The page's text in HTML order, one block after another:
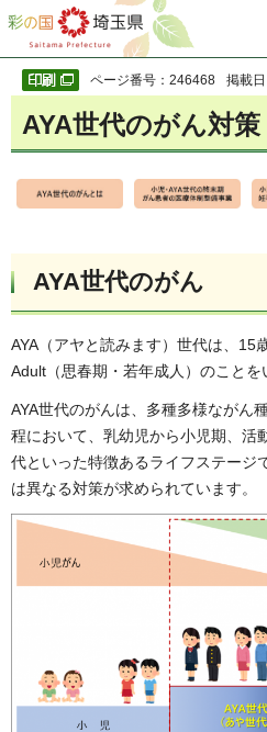
彩の国 埼玉県
ページ番号：246468 掲載
AYA世代のがん対策
AYA世代のがん
AYA（アヤと読みます）世代は、15
Adult（思春期・若年成人）のことを
AYA世代のがんは、多種多様ながん
程において、乳幼児から小児期、活
代といった特徴あるライフステージ
は異なる対策が求められています。